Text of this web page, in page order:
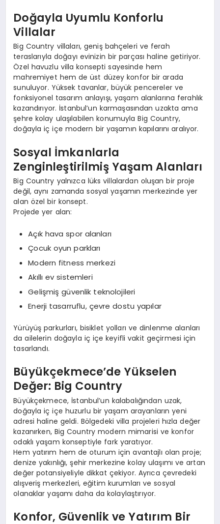
Doğayla Uyumlu Konforlu
Villalar
Big Country villaları, geniş bahçeleri ve ferah
teraslarıyla doğayı evinizin bir parçası haline getiriyor.
Özel havuzlu villa konsepti sayesinde hem
mahremiyet hem de üst düzey konfor bir arada
sunuluyor. Yüksek tavanlar, büyük pencereler ve
fonksiyonel tasarım anlayışı, yaşam alanlarına ferahlık
kazandırıyor. İstanbul’un karmaşasından uzakta ama
şehre kolay ulaşılabilen konumuyla Big Country,
doğayla iç içe modern bir yaşamın kapılarını aralıyor.
Sosyal İmkanlarla
Zenginleştirilmiş Yaşam Alanları
Big Country yalnızca lüks villalardan oluşan bir proje
değil, aynı zamanda sosyal yaşamın merkezinde yer
alan özel bir konsept.
Projede yer alan:
Açık hava spor alanları
Çocuk oyun parkları
Modern fitness merkezi
Akıllı ev sistemleri
Gelişmiş güvenlik teknolojileri
Enerji tasarruflu, çevre dostu yapılar
Yürüyüş parkurları, bisiklet yolları ve dinlenme alanları
da ailelerin doğayla iç içe keyifli vakit geçirmesi için
tasarlandı.
Büyükçekmece’de Yükselen
Değer: Big Country
Büyükçekmece, İstanbul’un kalabalığından uzak,
doğayla iç içe huzurlu bir yaşam arayanların yeni
adresi haline geldi. Bölgedeki villa projeleri hızla değer
kazanırken, Big Country modern mimarisi ve konfor
odaklı yaşam konseptiyle fark yaratıyor.
Hem yatırım hem de oturum için avantajlı olan proje;
denize yakınlığı, şehir merkezine kolay ulaşımı ve artan
değer potansiyeliyle dikkat çekiyor. Ayrıca çevredeki
alışveriş merkezleri, eğitim kurumları ve sosyal
olanaklar yaşamı daha da kolaylaştırıyor.
Konfor, Güvenlik ve Yatırım Bir